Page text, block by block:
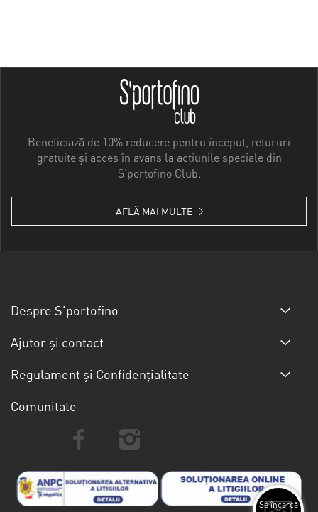
Beneficiază de 10% reducere pentru început, retururi
gratuite și acces în avans la acțiunile speciale din
S'portofino Club.
AFLĂ MAI MULTE
Despre S'portofino
Ajutor și contact
Regulament și Confidențialitate
Comunitate
Se încarcă